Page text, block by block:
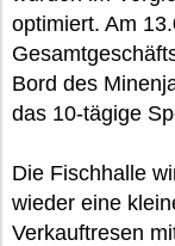
optimiert. Am
Bord des
das 10-tägige
Die Fischhalle
wieder eine
Verkauftresen